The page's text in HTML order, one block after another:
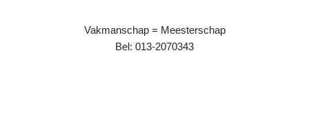
Vakmanschap = Meesterschap
Bel: 013-2070343